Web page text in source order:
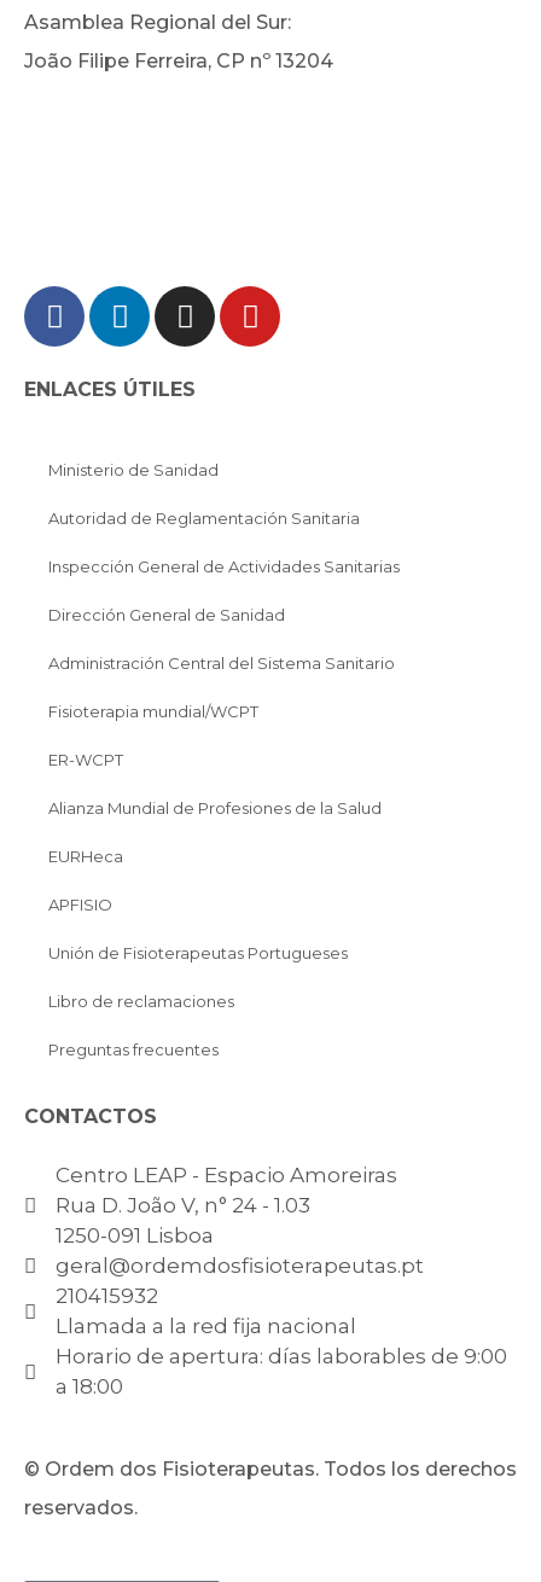
Asamblea Regional del Sur:
João Filipe Ferreira, CP nº 13204
ENLACES ÚTILES
Ministerio de Sanidad
Autoridad de Reglamentación Sanitaria
Inspección General de Actividades Sanitarias
Dirección General de Sanidad
Administración Central del Sistema Sanitario
Fisioterapia mundial/WCPT
ER-WCPT
Alianza Mundial de Profesiones de la Salud
EURHeca
APFISIO
Unión de Fisioterapeutas Portugueses
Libro de reclamaciones
Preguntas frecuentes
CONTACTOS
Centro LEAP - Espacio Amoreiras
Rua D. João V, n° 24 - 1.03
1250-091 Lisboa
geral@ordemdosfisioterapeutas.pt
210415932
Llamada a la red fija nacional
Horario de apertura: días laborables de 9:00
a 18:00
© Ordem dos Fisioterapeutas. Todos los derechos
reservados.